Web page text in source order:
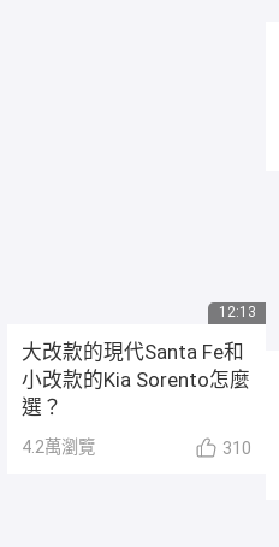
12:13
大改款的現代Santa Fe和
小改款的Kia Sorento怎麼
選？
4.2萬瀏覽 310